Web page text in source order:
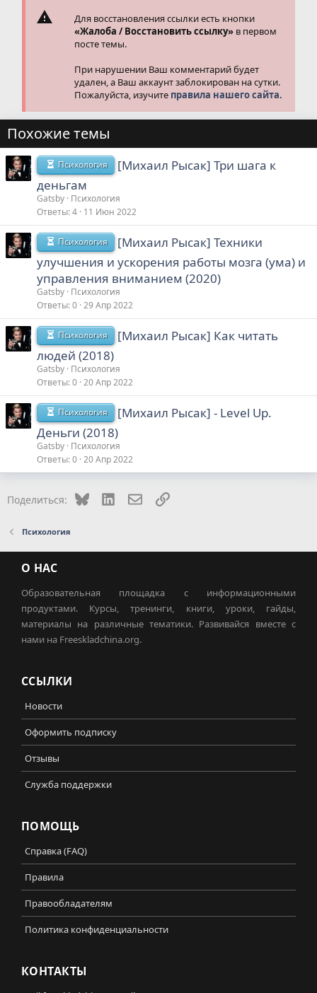
Для восстановления ссылки есть кнопки
«Жалоба / Восстановить ссылку» в первом
посте темы.
При нарушении Ваш комментарий будет
удален, а Ваш аккаунт заблокирован на сутки.
Пожалуйста, изучите правила нашего сайта.
Похожие темы
Психология
[Михаил Рысак] Три шага к
деньгам
Gatsby Психология
Ответы 4 11 Июн 2022
Психология
[Михаил Рысак] Техники
улучшения и ускорения работы мозга (ума) и
управления вниманием (2020)
Gatsby Психология
Ответы 0 29 Апр 2022
Психология
[Михаил Рысак] Как читать
людей (2018)
Gatsby Психология
Ответы 0 20 Апр 2022
Психология
[Михаил Рысак] - Level Up.
Деньги (2018)
Gatsby Психология
Ответы 0 20 Апр 2022
Поделиться: Bluesky LinkedInЭлектронная почта
Ссылка
Психология
О НАС
Образовательная площадка с информационными
продуктами. Курсы, тренинги, книги, уроки, гайды,
материалы на различные тематики. Развивайся вместе с
нами на Freeskladchina.org.
ССЫЛКИ
Новости
Оформить подписку
Отзывы
Служба поддержки
ПОМОЩЬ
Справка (FAQ)
Правила
Правообладателям
Политика конфиденциальности
КОНТАКТЫ